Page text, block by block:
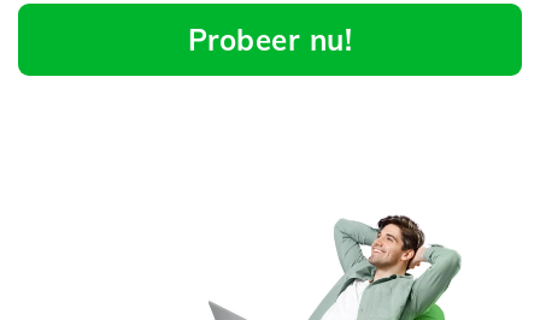
Probeer nu!